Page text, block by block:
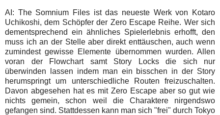
AI: The Somnium Files ist das neueste Werk von Kotaro
Uchikoshi, dem Schöpfer der Zero Escape Reihe. Wer sich
dementsprechend ein ähnliches Spielerlebnis erhofft, den
muss ich an der Stelle aber direkt enttäuschen, auch wenn
zumindest gewisse Elemente übernommen wurden. Allen
voran der Flowchart samt Story Locks die sich nur
überwinden lassen indem man ein bisschen in der Story
herumspringt um unterschiedliche Routen freizuschalten.
Davon abgesehen hat es mit Zero Escape aber so gut wie
nichts gemein, schon weil die Charaktere nirgendswo
gefangen sind. Stattdessen kann man sich "frei" durch Tokyo